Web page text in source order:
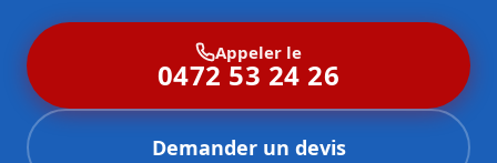
Appeler le
0472 53 24 26
Demander un devis